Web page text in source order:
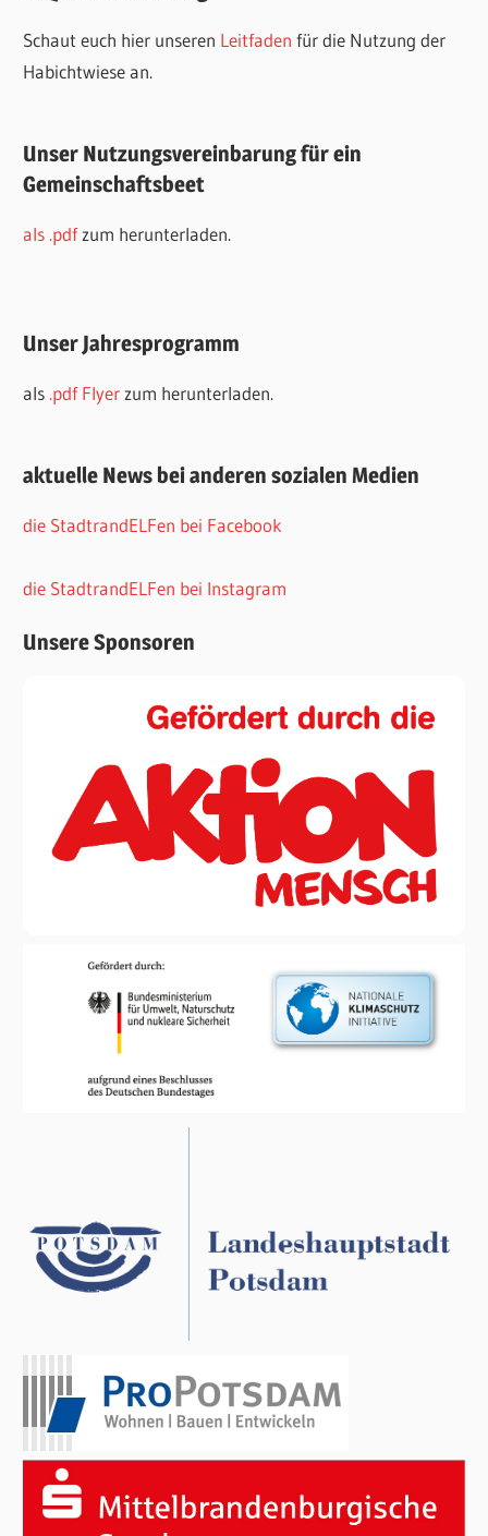
Schaut euch hier unseren Leitfadenfür die Nutzung der
Habichtwiese an.
Unser Nutzungsvereinbarung für ein
Gemeinschaftsbeet
als .pdfzum herunterladen.
Unser Jahresprogramm
als .pdf Flyerzum herunterladen.
aktuelle News bei anderen sozialen Medien
die StadtrandELFen bei Facebook
die StadtrandELFen bei Instagram
Unsere Sponsoren